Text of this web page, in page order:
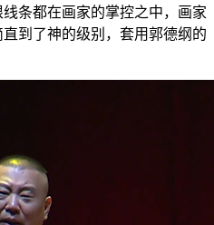
条都在画家的掌控之中，画家
到了神的级别，套用郭德纲的